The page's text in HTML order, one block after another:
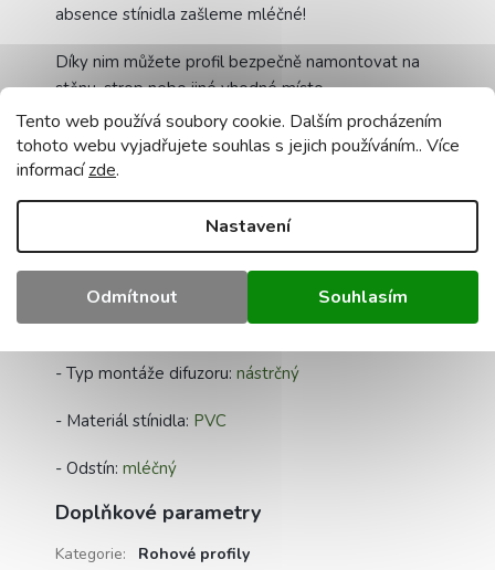
Tento web používá soubory cookie. Dalším procházením
tohoto webu vyjadřujete souhlas s jejich používáním.. Více
informacízde.
Nastavení
Odmítnout Souhlasím
absence stínidla zašleme mléčné!
Díky nim můžete profil bezpečně namontovat na
stěnu, strop nebo jiné vhodné místo.
Technická data:
Profil pro LED pásek 2m šikmý roh
- Materiál:eloxovaný hliník
- Velikost:délka 2m
- Typ montáže difuzoru: nástrčný
- Materiál stínidla: PVC
- Odstín: mléčný
Doplňkové parametry
Kategorie:
Rohové profily